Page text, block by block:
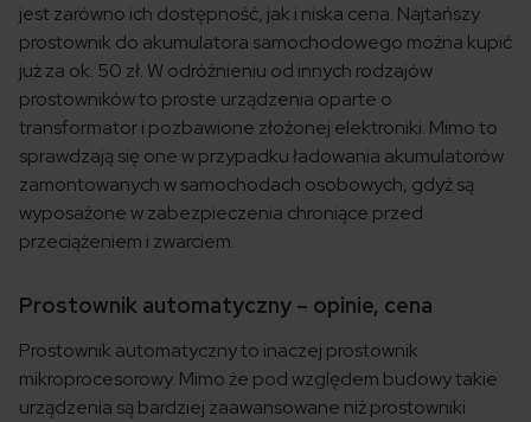
jest zarówno ich dostępność, jak i niska cena. Najtańszy
prostownik do akumulatora samochodowego można kupić
już za ok. 50 zł. W odróżnieniu od innych rodzajów
prostowników to proste urządzenia oparte o
transformator i pozbawione złożonej elektroniki. Mimo to
sprawdzają się one w przypadku ładowania akumulatorów
zamontowanych w samochodach osobowych, gdyż są
wyposażone w zabezpieczenia chroniące przed
przeciążeniem i zwarciem.
Prostownik automatyczny – opinie, cena
Prostownik automatyczny to inaczej prostownik
mikroprocesorowy. Mimo że pod względem budowy takie
urządzenia są bardziej zaawansowane niż prostowniki